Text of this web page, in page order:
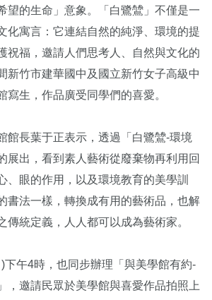
望的生命」意象。「白鷺鷥」不僅是一
化寓言：它連結自然的純淨、環境的提
祝福，邀請人們思考人、自然與文化的
新竹市建華國中及國立新竹女子高級中
寫生，作品廣受同學們的喜愛。
館長葉于正表示，透過「白鷺鷥-環境
展出，看到素人藝術從廢棄物再利用回
、眼的作用，以及環境教育的美學訓
書法一樣，轉換成有用的藝術品，也解
傳統定義，人人都可以成為藝術家。
下午4時，也同步辦理「與美學館有約-
，邀請民眾於美學館與喜愛作品拍照上